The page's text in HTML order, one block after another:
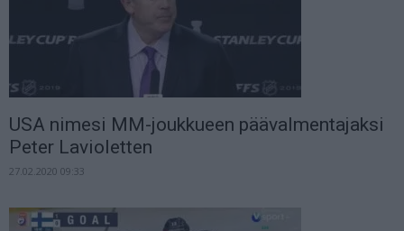
USA nimesi MM-joukkueen päävalmentajaksi
Peter Lavioletten
27.02.2020 09:33